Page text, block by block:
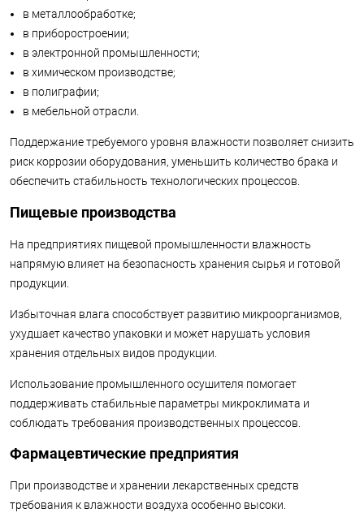
в металлообработке;
в приборостроении;
в электронной промышленности;
в химическом производстве;
в полиграфии;
в мебельной отрасли.
Поддержание требуемого уровня влажности позволяет снизить
риск коррозии оборудования, уменьшить количество брака и
обеспечить стабильность технологических процессов.
Пищевые производства
На предприятиях пищевой промышленности влажность
напрямую влияет на безопасность хранения сырья и готовой
продукции.
Избыточная влага способствует развитию микроорганизмов,
ухудшает качество упаковки и может нарушать условия
хранения отдельных видов продукции.
Использование промышленного осушителя помогает
поддерживать стабильные параметры микроклимата и
соблюдать требования производственных процессов.
Фармацевтические предприятия
При производстве и хранении лекарственных средств
требования к влажности воздуха особенно высоки.